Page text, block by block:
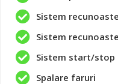
Sistem
Sistem
Sistem start/stop
Spalare faruri